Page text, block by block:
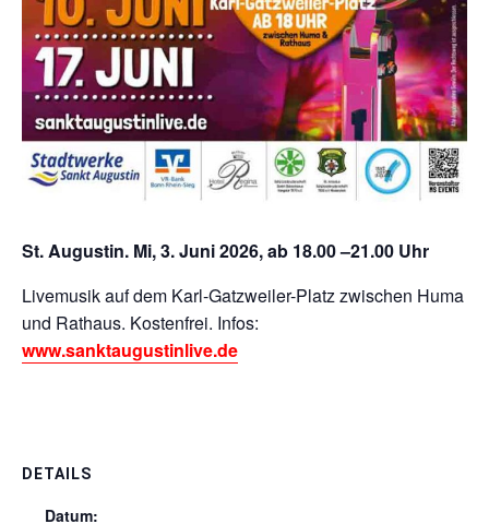
St. Augustin. Mi, 3. Juni 2026, ab 18.00 –21.00 Uhr
Livemusik auf dem Karl-Gatzweiler-Platz zwischen Huma
und Rathaus. Kostenfrei. Infos:
www.sanktaugustinlive.de
DETAILS
Datum: